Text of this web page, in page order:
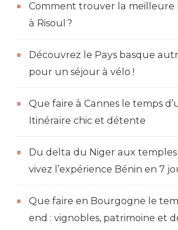
Comment trouver la meilleure
à Risoul ?
Découvrez le Pays basque
pour un séjour à vélo !
Que faire à Cannes le temps
Itinéraire chic et détente
Du delta du Niger aux temples
vivez l’expérience Bénin en 7
Que faire en Bourgogne le
end : vignobles, patrimoine et